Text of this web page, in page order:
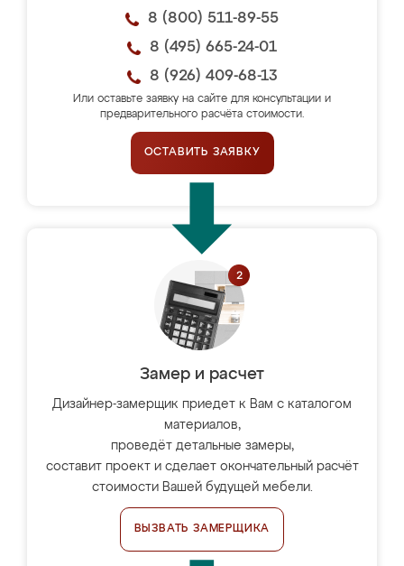
8 (800) 511-89-55
8 (495) 665-24-01
8 (926) 409-68-13
Или оставьте заявку на сайте для консультации и
предварительного расчёта стоимости.
ОСТАВИТЬ ЗАЯВКУ
Замер и расчет
Дизайнер-замерщик приедет к Вам с каталогом
материалов,
проведёт детальные замеры,
составит проект и сделает окончательный расчёт
стоимости Вашей будущей мебели.
ВЫЗВАТЬ ЗАМЕРЩИКА